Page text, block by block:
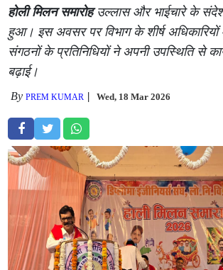
होली मिलन समारोहउल्लास और भाईचारे के
हुआ। इस अवसर पर विभाग के शीर्ष अधिकारियों
संगठनों के प्रतिनिधियों ने अपनी उपस्थिति से
बढ़ाई।
ByPREM KUMAR Wed, 18 Mar 2026